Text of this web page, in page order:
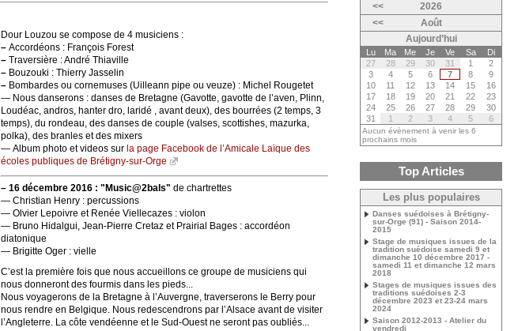
Dour Louzou se compose de 4 musiciens :
– Accordéons : François Forest
– Traversière : André Thiaville
– Bouzouki : Thierry Jasselin
– Bombardes ou cornemuses (Uilleann pipe ou veuze) : Michel Rougetet
— Nous danserons : danses de Bretagne (Gavotte, gavotte de l’aven, Plinn,
Loudéac, andros, hanter dro, laridé , avant deux), des bourrées (2 temps, 3
temps), du rondeau, des danses de couple (valses, scottishes, mazurka,
polka), des branles et des mixers
— Album photo et videos sur la page Facebook de l’Amicale Laïque des
écoles publiques de Brétigny-sur-Orge
– 16 décembre 2016 : "Music@2bals" de chartrettes
— Christian Henry : percussions
— Olvier Lepoivre et Renée Viellecazes : violon
— Bruno Hidalgui, Jean-Pierre Cretaz et Prairial Bages : accordéon
diatonique
— Brigitte Oger : vielle
C’est la première fois que nous accueillons ce groupe de musiciens qui
nous donneront des fourmis dans les pieds...
Nous voyagerons de la Bretagne à l’Auvergne, traverserons le Berry pour
nous rendre en Belgique. Nous redescendrons par l’Alsace avant de visiter
l’Angleterre. La côte vendéenne et le Sud-Ouest ne seront pas oubliés...
<<
2026
<<
Août
Aujourd’hui
Lu Ma Me Je Ve Sa
Di
27
28 29 30 31 1
2
3
4 5 6 7 8
9
10
11 12 13 14 15
16
17
18 19 20 21 22
23
24
25 26 27 28 29
30
31
1 2 3 4 5 6
Aucun évènement à venir les 6
prochains mois
Top Articles
Les plus populaires
Danses suédoises à Brétigny-
sur-Orge (91) - Saison 2014-
2015
Stage de musiques issues de la
tradition suédoise samedi 9 et
dimanche 10 décembre 2017 -
samedi 11 et dimanche 12 mars
2018
Stages de musiques issues des
traditions suédoises 2-3
décembre 2023 et 23-24 mars
2024
Saison 2012-2013 - Atelier du
vendredi